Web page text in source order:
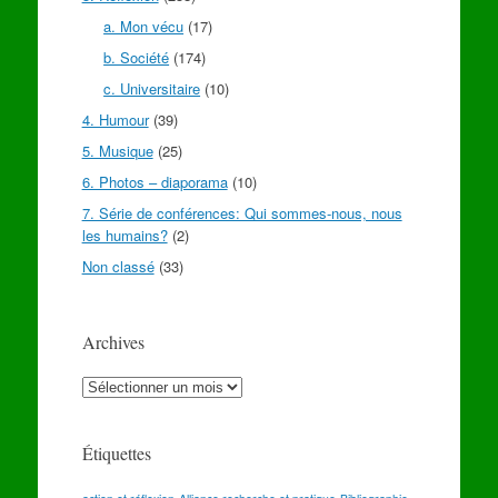
a. Mon vécu (17)
b. Société (174)
c. Universitaire (10)
4. Humour(39)
5. Musique(25)
6. Photos – diaporama(10)
7. Série de conférences: Qui sommes-nous, nous
les humains?(2)
Non classé(33)
Archives
Archives
Étiquettes